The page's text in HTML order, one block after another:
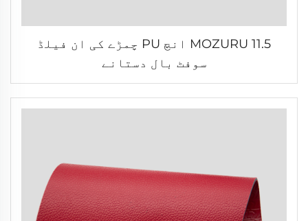
MOZURU 11.5 انچ PU چمڑے کی ان فیلڈ
سوفٹ بال دستانے